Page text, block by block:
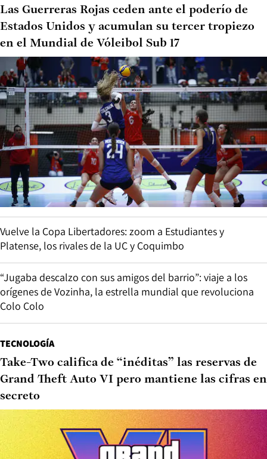
Las Guerreras Rojas ceden ante el poderío de
Estados Unidos y acumulan su tercer tropiezo
en el Mundial de Vóleibol Sub 17
Vuelve la Copa Libertadores: zoom a Estudiantes y
Platense, los rivales de la UC y Coquimbo
“Jugaba descalzo con sus amigos del barrio”: viaje a los
orígenes de Vozinha, la estrella mundial que revoluciona
Colo Colo
TECNOLOGÍA
Take-Two califica de “inéditas” las reservas de
Grand Theft Auto VI pero mantiene las cifras en
secreto